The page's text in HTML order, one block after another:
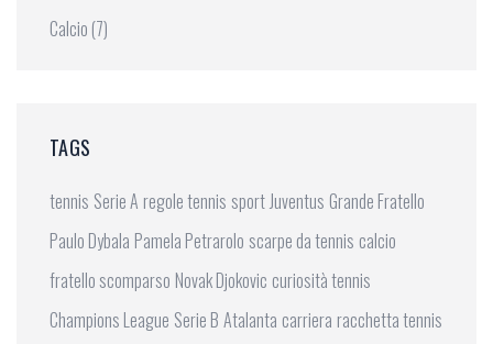
Calcio (7)
TAGS
tennis Serie A regole tennis sportJuventus Grande Fratello
Paulo Dybala Pamela Petrarolo scarpe da tennis calcio
fratello scomparso Novak Djokovic curiosità tennis
Champions League Serie B Atalanta carriera racchetta tennis